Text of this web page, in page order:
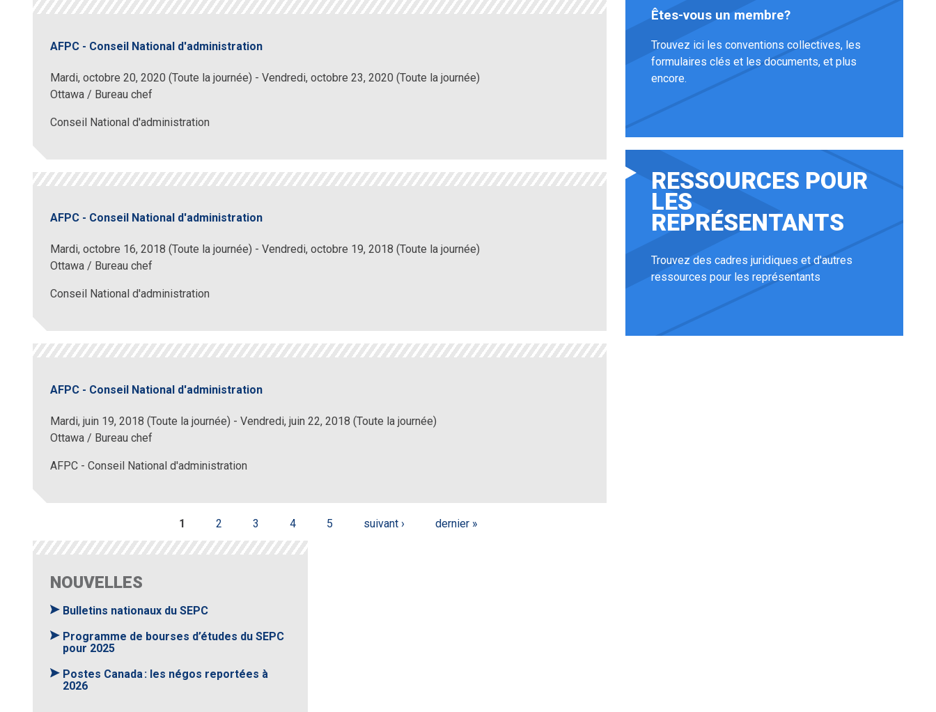
AFPC - Conseil National d'administration
Mardi, octobre 20, 2020 (Toute la journée) -Vendredi, octobre 23, 2020 (Toute la journée)
Ottawa / Bureau chef
Conseil National d'administration
AFPC - Conseil National d'administration
Mardi, octobre 16, 2018 (Toute la journée) -Vendredi, octobre 19, 2018 (Toute la journée)
Ottawa / Bureau chef
Conseil National d'administration
AFPC - Conseil National d'administration
Mardi, juin 19, 2018 (Toute la journée) -Vendredi, juin 22, 2018 (Toute la journée)
Ottawa / Bureau chef
AFPC - Conseil National d'administration
1 2 3 4 5 suivant › dernier »
NOUVELLES
Bulletins nationaux du SEPC
Programme de bourses d’études du SEPC
pour 2025
Postes Canada : les négos reportées à
2026
Êtes-vous un membre?
Trouvez ici les conventions collectives, les
formulaires clés et les documents, et plus
encore.
RESSOURCES POUR
LES
REPRÉSENTANTS
Trouvez des cadres juridiques et d'autres
ressources pour les représentants